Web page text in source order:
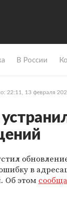
В России
22:11, 13 февраля
в
Об этом